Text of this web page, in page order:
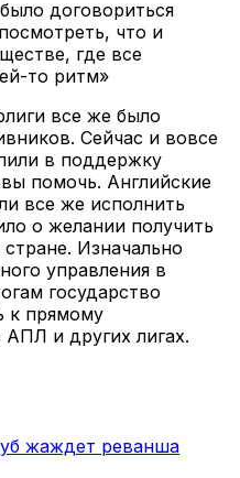
договориться
что и
где все
то ритм»
все же было
Сейчас и вовсе
в поддержку
помочь. Английские
все же исполнить
о желании получить
Изначально
управления в
государство
к прямому
и других лигах.
жаждет реванша